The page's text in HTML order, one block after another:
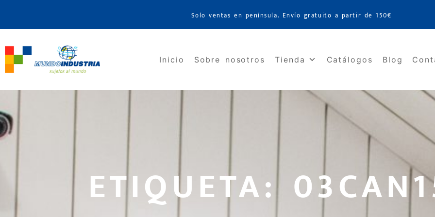
Solo ventas en península. Envío gratuito a partir de 150€
Inicio Sobre nosotros Tienda Catálogos Blog
ETIQUETA: